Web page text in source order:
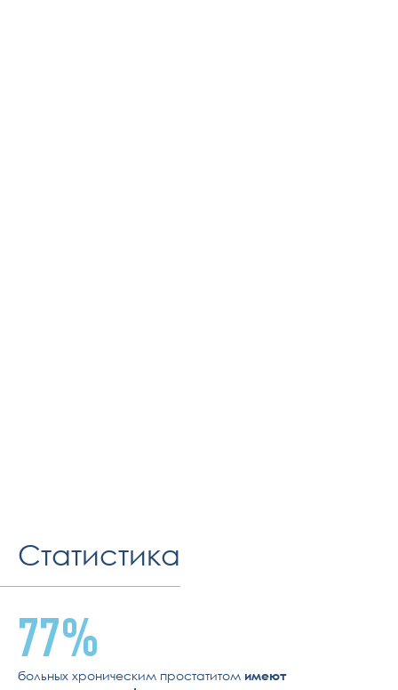
Статистика
77%
больных хроническим простатитом имеют